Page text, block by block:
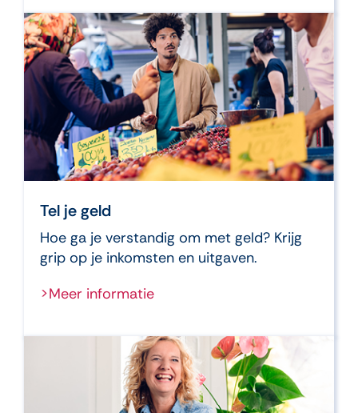
Tel je geld
Hoe ga je verstandig om met geld? Krijg
grip op je inkomsten en uitgaven.
>Meer informatie